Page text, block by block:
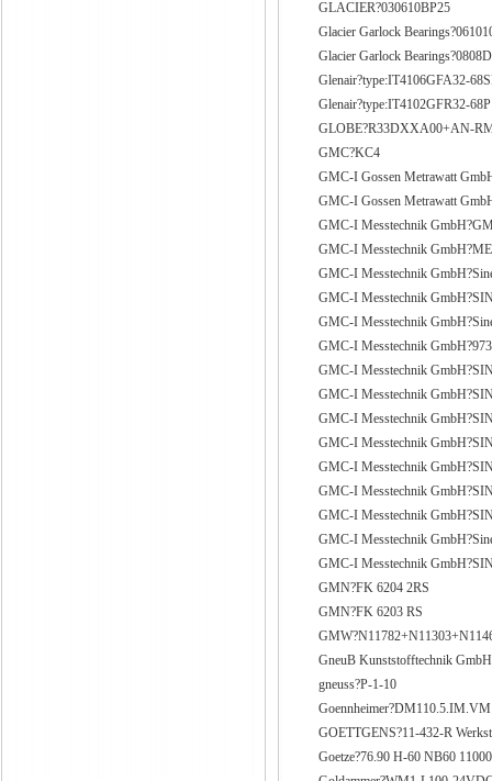
GLACIER?030610BP25
Glacier Garlock
Glacier Garlock
Glenair?type:IT4106GFA32-
Glenair?type:IT4102GFR32-68P
GLOBE?R33DXXA00+AN-
GMC?KC4
GMC-I Gossen Metrawatt
GMC-I Gossen Metrawatt
GMC-I Messtechnik
GMC-I Messtechnik
GMC-I Messtechnik
GMC-I Messtechnik
GMC-I Messtechnik
GMC-I Messtechnik
GMC-I Messtechnik
GMC-I Messtechnik
GMC-I Messtechnik
GMC-I Messtechnik
GMC-I Messtechnik
GMC-I Messtechnik
GMC-I Messtechnik
GMC-I Messtechnik
GMC-I Messtechnik
GMN?FK 6204 2RS
GMN?FK 6203 RS
GneuB Kunststofftechnik
gneuss?P-1-10
Goennheimer?DM110.5.IM.VM
GOETTGENS?11-432-R
Goetze?76.90 H-60 NB60